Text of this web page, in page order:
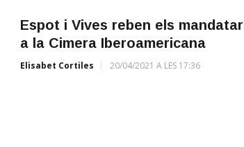
Espot i Vives reben els
a la Cimera Iberoamericana
Elisabet Cortiles 20/04/2021 A LES 17:36